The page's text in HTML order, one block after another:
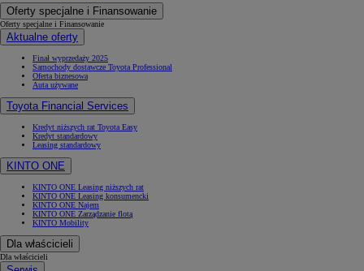
Oferty specjalne i Finansowanie
Oferty specjalne i Finansowanie
Aktualne oferty
Finał wyprzedaży 2025
Samochody dostawcze Toyota Professional
Oferta biznesowa
Auta używane
Toyota Financial Services
Kredyt niższych rat Toyota Easy
Kredyt standardowy
Leasing standardowy
KINTO ONE
KINTO ONE Leasing niższych rat
KINTO ONE Leasing konsumencki
KINTO ONE Najem
KINTO ONE Zarządzanie flotą
KINTO Mobility
Dla właścicieli
Dla właścicieli